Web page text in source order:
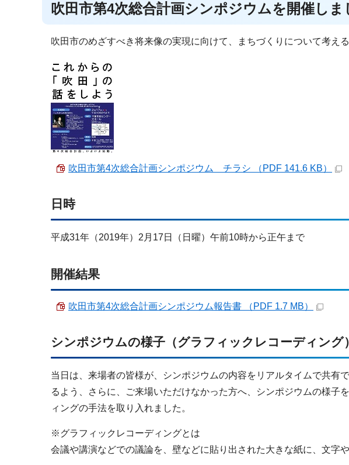
吹田市第4次総合計画シンポジウムを開催しま
吹田市のめざすべき将来像の実現に向けて、まちづくりについて考え
吹田市第4次総合計画シンポジウム チラシ （PDF 141.6 KB）
日時
平成31年（2019年）2月17日（日曜）午前10時から正午まで
開催結果
吹田市第4次総合計画シンポジウム報告書 （PDF 1.7 MB）
シンポジウムの様子（グラフィックレコーディング）
当日は、来場者の皆様が、シンポジウムの内容をリアルタイムで共有
るよう、さらに、ご来場いただけなかった方へ、シンポジウムの様子
ィングの手法を取り入れました。
※グラフィックレコーディングとは
会議や講演などでの議論を、壁などに貼り出された大きな紙に、文字